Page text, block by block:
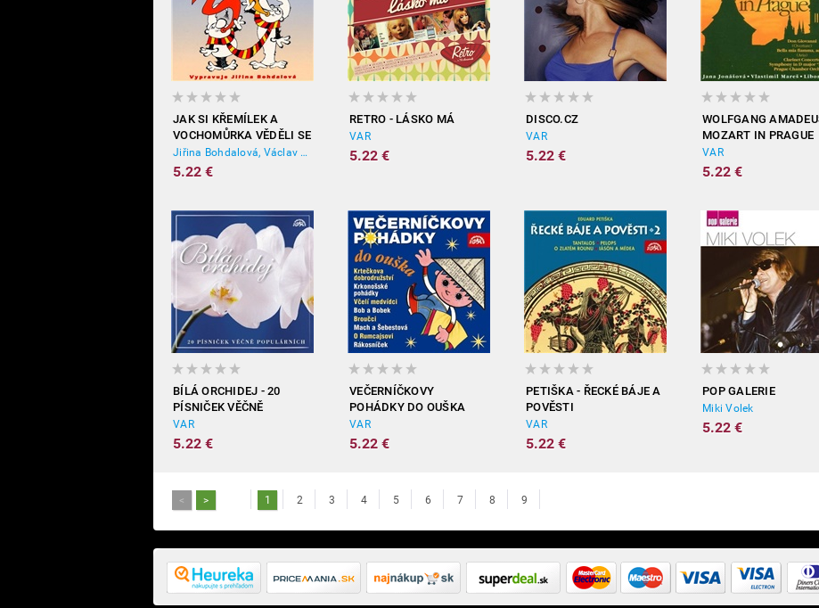
JAK SI KŘEMÍLEK A
VOCHOMŮRKA VĚDĚLI SE
VŠÍM RADY
Jiřina Bohdalová, Václav Čtvrtek
5.22 €
RETRO - LÁSKO MÁ
VAR
5.22 €
DISCO.CZ
VAR
5.22 €
WOLFGANG
MOZART IN PRAGUE
VAR
5.22 €
BÍLÁ ORCHIDEJ - 20
PÍSNIČEK VĚČNĚ
POPULÁRNÍCH
VAR
5.22 €
VEČERNÍČKOVY
POHÁDKY DO OUŠKA
VAR
5.22 €
PETIŠKA - ŘECKÉ BÁJE A
POVĚSTI
VAR
5.22 €
POP GALERIE
Miki Volek
5.22 €
< > 1 2 3 4 5 6 7 8 9